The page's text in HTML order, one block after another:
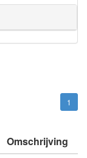
1
Omschrijving